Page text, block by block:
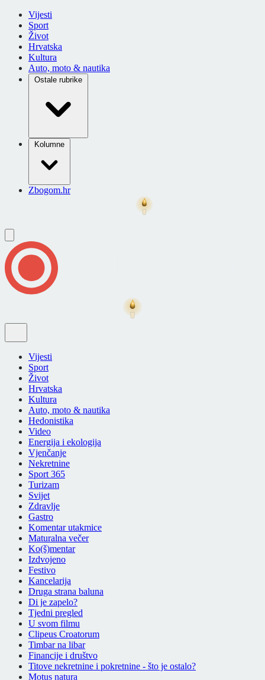
Vijesti
Sport
Život
Hrvatska
Kultura
Auto, moto & nautika
Ostale rubrike
Kolumne
Zbogom.hr
Vijesti
Sport
Život
Hrvatska
Kultura
Auto, moto & nautika
Hedonistika
Video
Energija i ekologija
Vjenčanje
Nekretnine
Sport 365
Turizam
Svijet
Zdravlje
Gastro
Komentar utakmice
Maturalna večer
Ko(š)mentar
Izdvojeno
Festivo
Kancelarija
Druga strana baluna
Di je zapelo?
Tjedni pregled
U svom filmu
Clipeus Croatorum
Timbar na libar
Financije i društvo
Titove nekretnine i pokretnine - što je ostalo?
Motus natura